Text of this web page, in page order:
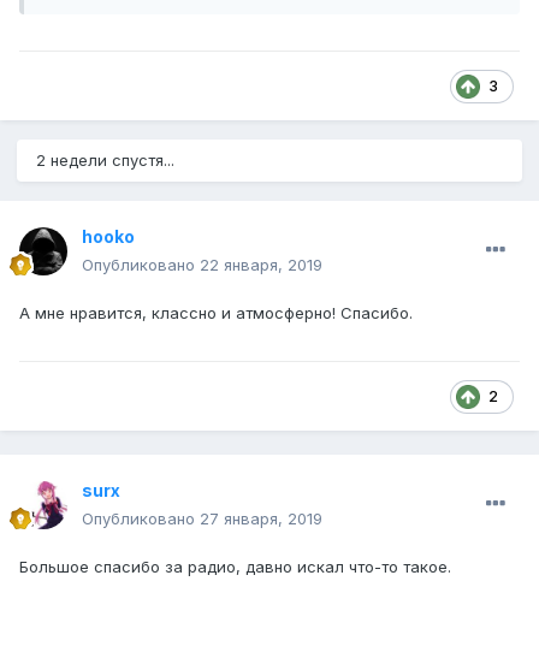
3
2 недели спустя...
hooko
Опубликовано 22 января, 2019
А мне нравится, классно и атмосферно! Спасибо.
2
surx
Опубликовано 27 января, 2019
Большое спасибо за радио, давно искал что-то такое.